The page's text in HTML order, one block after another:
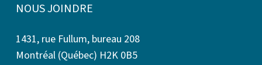
NOUS JOINDRE
1431, rue Fullum, bureau 208
Montréal (Québec) H2K 0B5